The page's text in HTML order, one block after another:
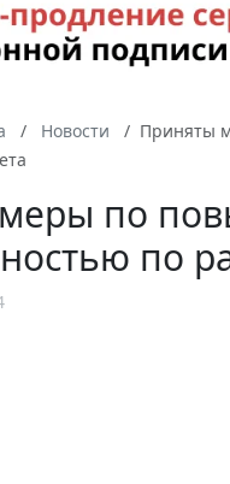
Новости
Приняты
по
по